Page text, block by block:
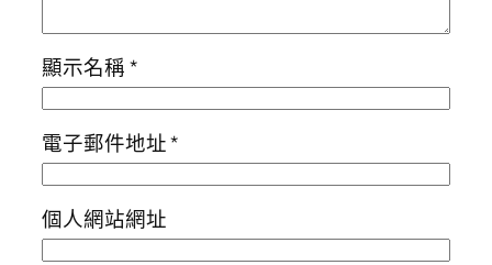
顯示名稱*
電子郵件地址*
個人網站網址